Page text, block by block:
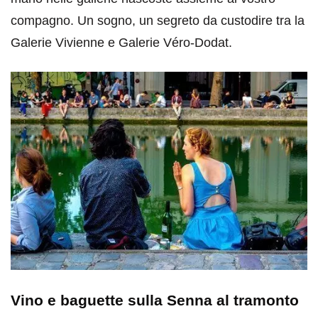
compagno. Un sogno, un segreto da custodire tra la
Galerie Vivienne e Galerie Véro-Dodat.
Vino e baguette sulla Senna al tramonto